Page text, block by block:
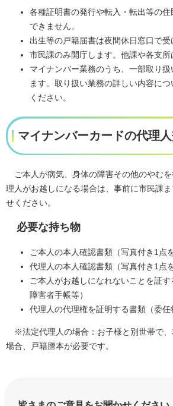
各種証明書の発行や転入・転出等の
できません。
出生等の戸籍届書は夜間休日窓口で受
市民課のみ開庁します。他課や各支所
マイナンバー業務のうち、一部取り
ます。取り扱い業務の詳しい内容に
ください。
マイナンバーカードの代理
ご本人が病気、身体の障害その他のやむ
理人がお越しになる場合は、事前に市民課
せください。
必要な持ち物
ご本人の本人確認書類（写真付き1点
代理人の本人確認書類（写真付き1点
ご本人がお越しになれないことを証
障害者手帳等）
代理人の代理権を証明する書類（委任
※法定代理人の場合：お子様と別世帯で、
場合、戸籍謄本が必要です。